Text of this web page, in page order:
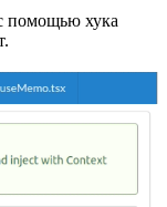
помощью хука